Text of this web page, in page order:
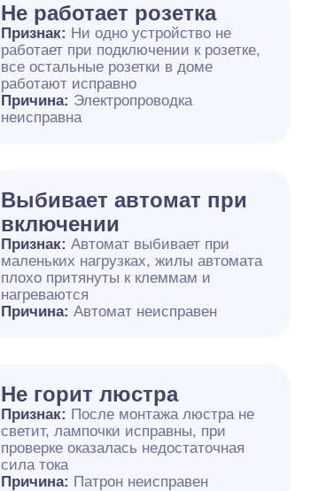
Не работает розетка
Признак: Ни одно устройство не
работает при подключении к розетке,
все остальные розетки в доме
работают исправно
Причина: Электропроводка
неисправна
Выбивает автомат при
включении
Признак: Автомат выбивает при
маленьких нагрузках, жилы автомата
плохо притянуты к клеммам и
нагреваются
Причина: Автомат неисправен
Не горит люстра
Признак: После монтажа люстра не
светит, лампочки исправны, при
проверке оказалась недостаточная
сила тока
Причина: Патрон неисправен